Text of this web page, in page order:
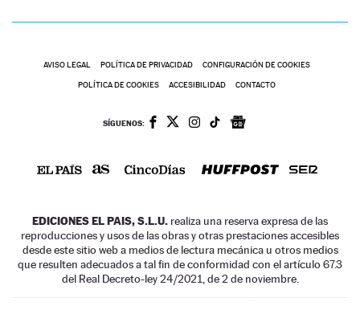
AVISO LEGAL POLÍTICA DE PRIVACIDAD CONFIGURACIÓN DE COOKIES
POLÍTICA DE COOKIES ACCESIBILIDAD CONTACTO
SÍGUENOS:
EDICIONES EL PAIS, S.L.U. realiza una reserva expresa de las
reproducciones y usos de las obras y otras prestaciones accesibles
desde este sitio web a medios de lectura mecánica u otros medios
que resulten adecuados a tal fin de conformidad con el artículo 67.3
del Real Decreto-ley 24/2021, de 2 de noviembre.